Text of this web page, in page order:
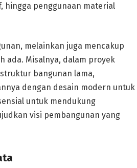
hingga penggunaan material
melainkan juga mencakup
ada. Misalnya, dalam proyek
bangunan lama,
dengan desain modern untuk
untuk mendukung
visi pembangunan yang